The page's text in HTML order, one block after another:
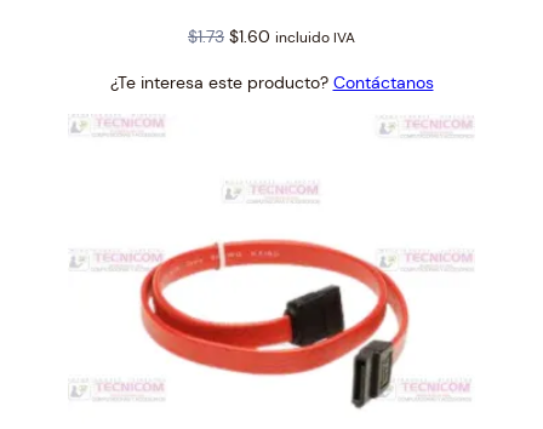
$1.73 Original
was:
$1.60 Current
is:
incluido IVA
¿Te interesa este producto? Contáctanos